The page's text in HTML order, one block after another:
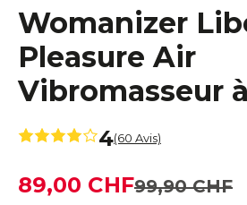
Womanizer
Pleasure Air
Vibromasseur
4(60 Avis)
99,90 CHF
89,00 CHF